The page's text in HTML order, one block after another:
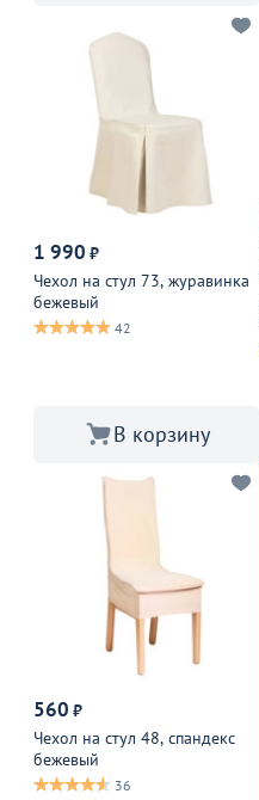
1 990 ₽
Чехол на стул 73, журавинка
бежевый
42
В корзину
560 ₽
Чехол на стул 48, спандекс
бежевый
36